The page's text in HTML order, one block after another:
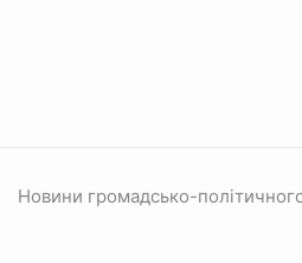
Новини громадсько-